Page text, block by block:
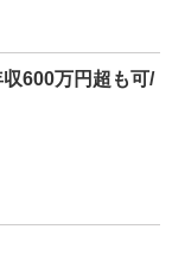
600万円超も可/